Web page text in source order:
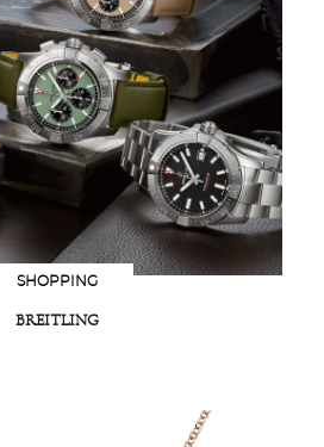
SHOPPING
BREITLING